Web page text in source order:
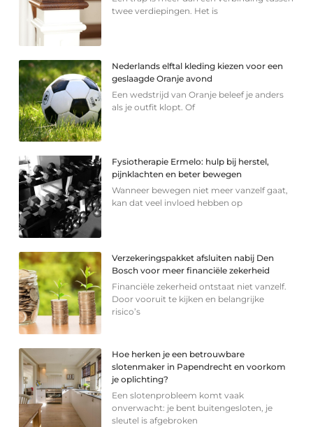
twee verdiepingen. Het is
Nederlands elftal kleding kiezen voor een
geslaagde Oranje avond
Een wedstrijd van Oranje beleef je anders
als je outfit klopt. Of
Fysiotherapie Ermelo: hulp bij herstel,
pijnklachten en beter bewegen
Wanneer bewegen niet meer vanzelf gaat,
kan dat veel invloed hebben op
Verzekeringspakket afsluiten nabij Den
Bosch voor meer financiële zekerheid
Financiële zekerheid ontstaat niet vanzelf.
Door vooruit te kijken en belangrijke
risico’s
Hoe herken je een betrouwbare
slotenmaker in Papendrecht en voorkom
je oplichting?
Een slotenprobleem komt vaak
onverwacht: je bent buitengesloten, je
sleutel is afgebroken